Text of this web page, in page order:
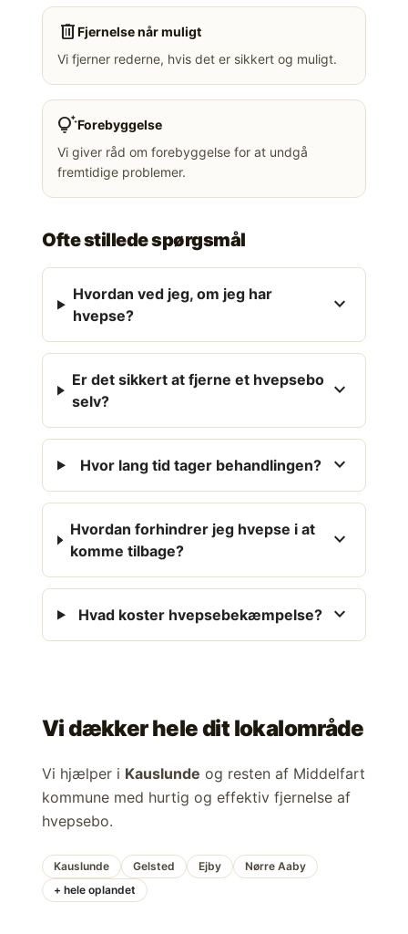
deleteFjernelse når muligt
Vi fjerner rederne, hvis det er sikkert og muligt.
tips_and_updatesForebyggelse
Vi giver råd om forebyggelse for at undgå
fremtidige problemer.
Ofte stillede spørgsmål
Hvordan ved jeg, om jeg har
hvepse?
expand_more
Er det sikkert at fjerne et hvepsebo
selv?
expand_more
Hvor lang tid tager behandlingen? expand_more
Hvordan forhindrer jeg hvepse i at
komme tilbage?
expand_more
Hvad koster hvepsebekæmpelse? expand_more
Vi dækker hele dit lokalområde
Vi hjælper i Kauslunde og resten af Middelfart
kommune med hurtig og effektiv fjernelse af
hvepsebo.
Kauslunde Gelsted Ejby
Nørre Aaby
+ hele oplandet